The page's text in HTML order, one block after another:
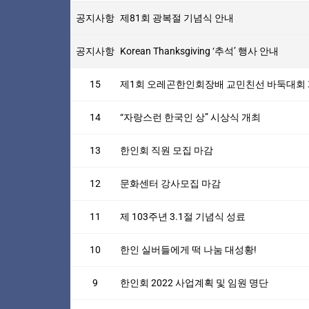
공지사항 제81회 광복절 기념식 안내
공지사항 Korean Thanksgiving ‘추석’ 행사 안내
15 제1회 오레곤한인회장배 교민친선 바둑대회
14 “자랑스런 한국인 상” 시상식 개최
13 한인회 직원 모집 마감
12 문화센터 강사모집 마감
11 제 103주년 3.1절 기념식 성료
10 한인 실버들에게 떡 나눔 대성황!
9 한인회 2022 사업계획 및 임원 명단